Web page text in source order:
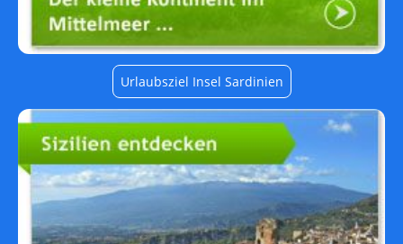
Urlaubsziel Insel Sardinien